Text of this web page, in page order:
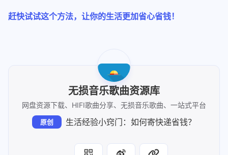
赶快试试这个方法，让你的生活更加省心省钱！
无损音乐歌曲资源库
网盘资源下载、HIFI歌曲分享、无损音乐歌曲、一站式平台
原创 生活经验小窍门：如何寄快递省钱？